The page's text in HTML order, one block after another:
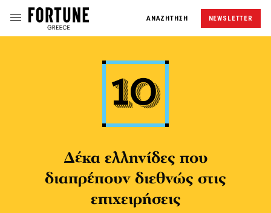
ΑΝΑΖΗΤΗΣΗ NEWSLETTER
Δέκα ελληνίδες που
διαπρέπουν διεθνώς στις
επιχειρήσεις